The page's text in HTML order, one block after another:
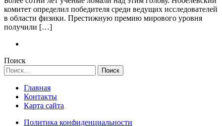
комитет определил победителя среди ведущих исследователей
в области физики. Престижную премию мирового уровня
получили […]
Поиск
Найти:
Главная
Контакты
Карта сайта
Политика конфиденциальности